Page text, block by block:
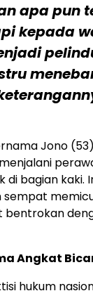
apa pun
kepada
Jono
di bagian kaki.
sempat
bentrokan
Angkat
hukum